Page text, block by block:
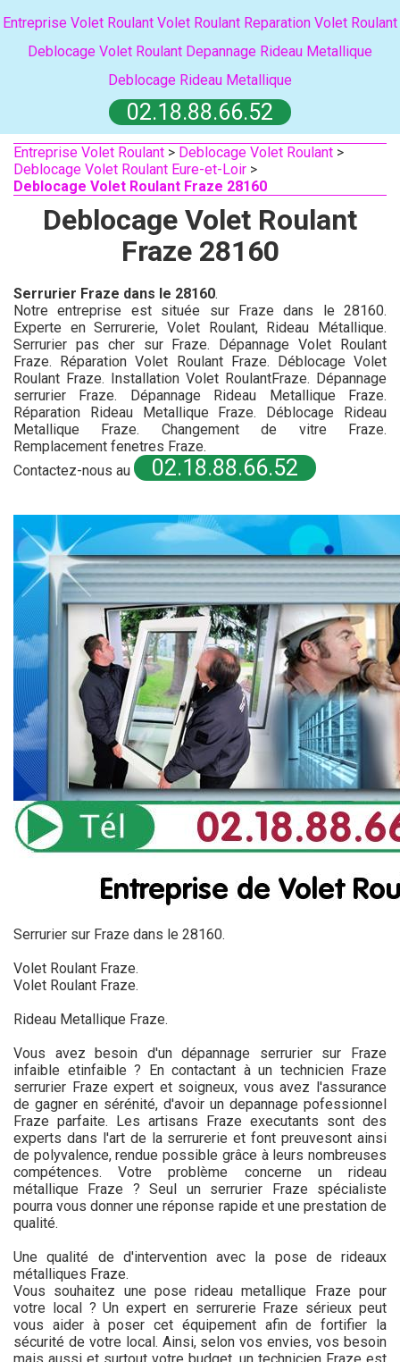
Entreprise Volet Roulant Volet Roulant Reparation Volet Roulant
Deblocage Volet Roulant Depannage Rideau Metallique
Deblocage Rideau Metallique
02.18.88.66.52
Entreprise Volet Roulant > Deblocage Volet Roulant >
Deblocage Volet Roulant Eure-et-Loir >
Deblocage Volet Roulant Fraze 28160
Deblocage Volet Roulant
Fraze 28160
Serrurier Fraze dans le 28160.
Notre entreprise est située sur Fraze dans le 28160.
Experte en Serrurerie, Volet Roulant, Rideau Métallique.
Serrurier pas cher sur Fraze. Dépannage Volet Roulant
Fraze. Réparation Volet Roulant Fraze. Déblocage Volet
Roulant Fraze. Installation Volet RoulantFraze. Dépannage
serrurier Fraze. Dépannage Rideau Metallique Fraze.
Réparation Rideau Metallique Fraze. Déblocage Rideau
Metallique Fraze. Changement de vitre Fraze.
Remplacement fenetres Fraze.
Contactez-nous au
02.18.88.66.52
Serrurier sur Fraze dans le 28160.
Volet Roulant Fraze.
Volet Roulant Fraze.
Rideau Metallique Fraze.
Vous avez besoin d'un dépannage serrurier sur Fraze
infaible etinfaible ? En contactant à un technicien Fraze
serrurier Fraze expert et soigneux, vous avez l'assurance
de gagner en sérénité, d'avoir un depannage pofessionnel
Fraze parfaite. Les artisans Fraze executants sont des
experts dans l'art de la serrurerie et font preuvesont ainsi
de polyvalence, rendue possible grâce à leurs nombreuses
compétences. Votre problème concerne un rideau
métallique Fraze ? Seul un serrurier Fraze spécialiste
pourra vous donner une réponse rapide et une prestation de
qualité.
Une qualité de d'intervention avec la pose de rideaux
métalliques Fraze.
Vous souhaitez une pose rideau metallique Fraze pour
votre local ? Un expert en serrurerie Fraze sérieux peut
vous aider à poser cet équipement afin de fortifier la
sécurité de votre local. Ainsi, selon vos envies, vos besoin